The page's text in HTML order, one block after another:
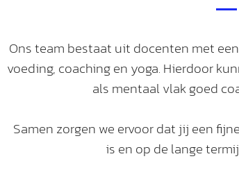
Ons team bestaat uit docenten met
voeding, coaching en yoga. Hierdoor
als mentaal vlak goed
Samen zorgen we ervoor dat jij een
is en op de lange